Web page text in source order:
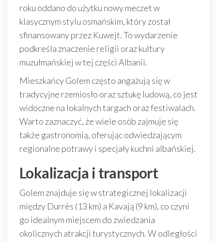
roku oddano do użytku nowy meczet w
klasycznym stylu osmańskim, który został
sfinansowany przez Kuwejt. To wydarzenie
podkreśla znaczenie religii oraz kultury
muzułmańskiej w tej części Albanii.
Mieszkańcy Golem często angażują się w
tradycyjne rzemiosło oraz sztukę ludową, co jest
widoczne na lokalnych targach oraz festiwalach.
Warto zaznaczyć, że wiele osób zajmuje się
także gastronomią, oferując odwiedzającym
regionalne potrawy i specjały kuchni albańskiej.
Lokalizacja i transport
Golem znajduje się w strategicznej lokalizacji
między Durrës (13 km) a Kavają (9 km), co czyni
go idealnym miejscem do zwiedzania
okolicznych atrakcji turystycznych. W odległości